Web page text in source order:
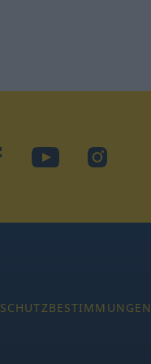
facebookYouTubeInstagram